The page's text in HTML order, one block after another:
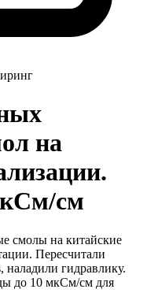
на
см
смолы на китайские
Пересчитали
наладили гидравлику.
до 10 мкСм/см для